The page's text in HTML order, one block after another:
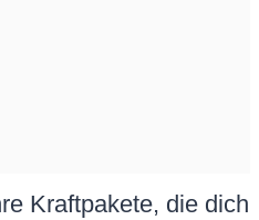
Kraftpakete, die dich